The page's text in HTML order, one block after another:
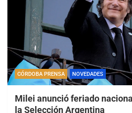
CÓRDOBA PRENSA NOVEDADES
Milei anunció feriado
la Selección Argentina